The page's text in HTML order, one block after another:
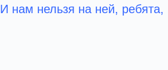
И нам нельзя на ней, ребята,